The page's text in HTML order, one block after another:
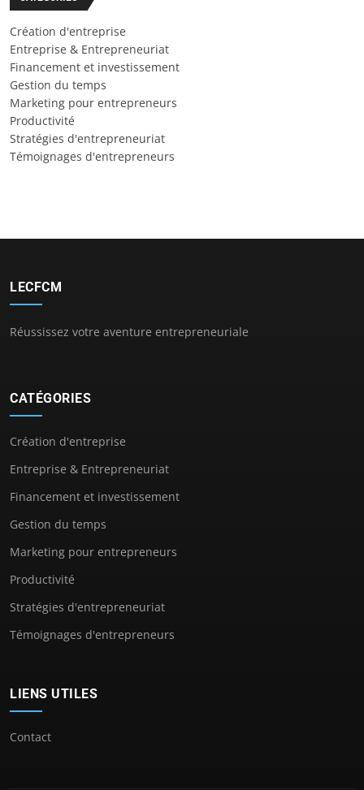
Création d'entreprise
Entreprise & Entrepreneuriat
Financement et investissement
Gestion du temps
Marketing pour entrepreneurs
Productivité
Stratégies d'entrepreneuriat
Témoignages d'entrepreneurs
LECFCM
Réussissez votre aventure entrepreneuriale
CATÉGORIES
Création d'entreprise
Entreprise & Entrepreneuriat
Financement et investissement
Gestion du temps
Marketing pour entrepreneurs
Productivité
Stratégies d'entrepreneuriat
Témoignages d'entrepreneurs
LIENS UTILES
Contact